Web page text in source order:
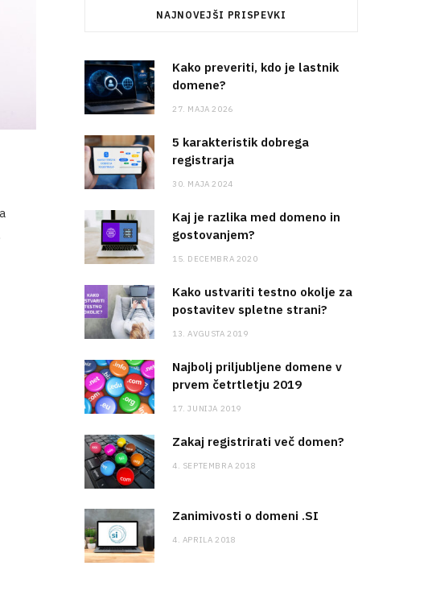
NAJNOVEJŠI PRISPEVKI
Kako preveriti, kdo je lastnik
domene?
27. MAJA 2026
5 karakteristik dobrega
registrarja
30. MAJA 2024
Kaj je razlika med domeno in
gostovanjem?
15. DECEMBRA 2020
Kako ustvariti testno okolje za
postavitev spletne strani?
13. AVGUSTA 2019
Najbolj priljubljene domene v
prvem četrtletju 2019
17. JUNIJA 2019
Zakaj registrirati več domen?
4. SEPTEMBRA 2018
Zanimivosti o domeni .SI
4. APRILA 2018